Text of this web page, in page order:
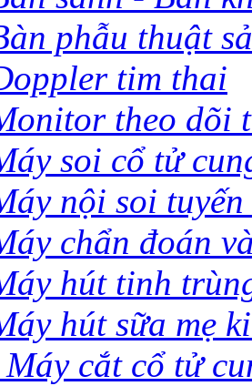
phẫu thuật
tim thai
theo dõi
soi cổ tử
nội soi
chẩn đoán
hút tinh
hút sữa mẹ
cắt cổ tử